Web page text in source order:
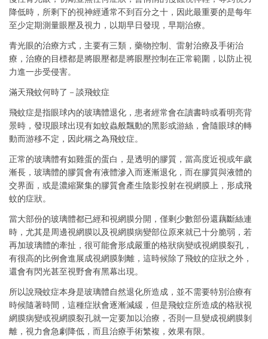
降低時，所剩下的視神經通常不到百分之十，因此最重要的是每年
至少定期測量眼壓及視力，以期早日發現，早期治療。
青光眼的治療方式，主要有三類，藥物控制、雷射治療及手術治
療，治療的目標都是將眼壓都是將眼壓控制在正常範圍，以防止視
力進一步受侵害。
滿天飛蚊何時了－談飛蚊症
飛蚊症是指眼球內的玻璃體退化，患者經常會在讀書時或看明亮背
景時，發現眼球出現有如蚊蟲般飄動的黑影或游絲，會隨眼球的轉
動而游移不定，因此稱之為飛蚊症。
正常的玻璃體有如雞蛋的蛋白，是透明的膠質，當高度近視或年歲
漸長，玻璃體的膠質會有液體滲入而逐漸退化，而在膠質與液體的
交界面，或是濃縮聚集的膠質會產生陰影投射在視網膜上，形成飛
蚊的症狀。
當大部份的玻璃體都已經和視網膜分開，僅剩少數部份還藕斷絲連
時，尤其是周邊視網膜以及視網膜病變部位原來就已十分脆弱，若
再加玻璃體的牽扯，很可能會形成嚴重的格狀病變或視網膜裂孔，
有很高的比例會進展成視網膜剝離，這時候除了飛蚊的症狀之外，
還會有閃光甚至視野會有黑幕出現。
所以說飛蚊症本身是玻璃體自然退化所造成，並不需要特別治療有
時候隨著時間，這種症狀會逐漸減緩，但是飛蚊症所造成的格狀視
網膜病變或視網膜裂孔就一定要加以治療，否則一旦變成視網膜剝
離，視力會急劇降低，而且治療手術繁複，效果有限。